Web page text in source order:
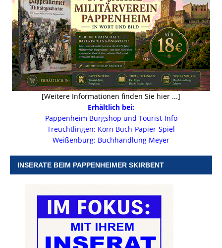
[Weitere Informationen finden Sie hier ...]
Erhältlich bei:
Pappenheim Burgshop und Tourist-Info
Treuchtlingen: Korn Buch-Papier-Spiel
Weißenburg: Buchhandlung Meyer
INSERATE BEIM PAPPENHEIMER SKIRBENT